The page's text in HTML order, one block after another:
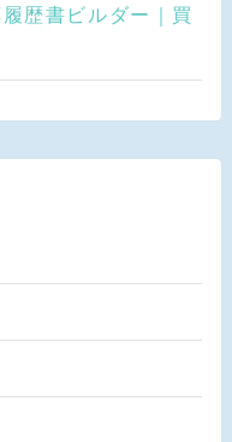
歴書ビルダー｜買